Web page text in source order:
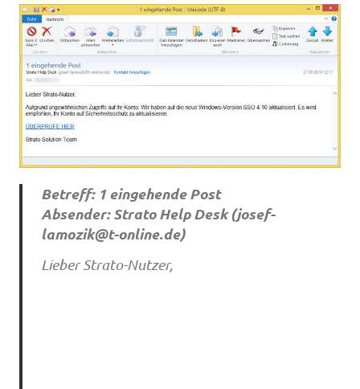
Betreff: 1 eingehende Post
Absender: Strato Help Desk (josef-
lamozik@t-online.de)
Lieber Strato-Nutzer,